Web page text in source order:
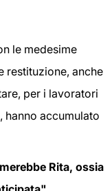
le medesime
restituzione, anche
per i lavoratori
hanno accumulato
Rita, ossia